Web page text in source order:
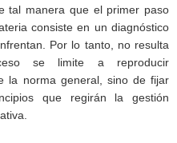
tal manera que el primer paso
consiste en un diagnóstico
Por lo tanto, no resulta
se limite a reproducir
la norma general, sino de fijar
que regirán la gestión